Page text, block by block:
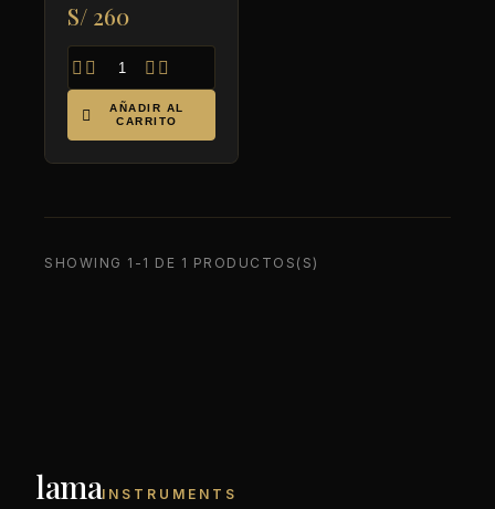
S/ 260
   

AÑADIR AL
CARRITO
SHOWING 1-1 DE 1 PRODUCTOS(S)
lamaINSTRUMENTS